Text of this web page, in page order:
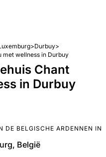
>Durbuy>
met wellness in Durbuy
Chant
in Durbuy
DE BELGISCHE ARDENNEN IN
België